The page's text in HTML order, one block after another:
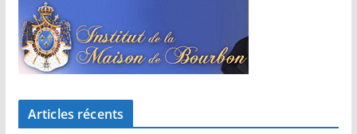
Articles récents